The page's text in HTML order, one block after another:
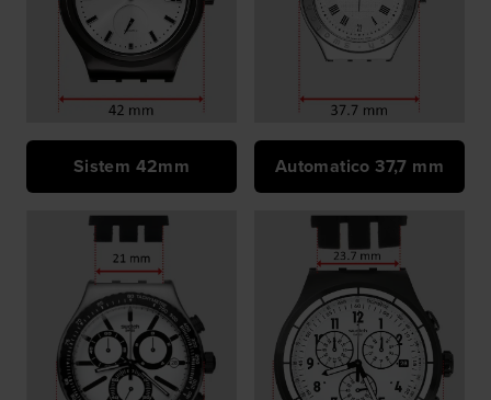
Sistem 42mm Automatico 37,7 mm